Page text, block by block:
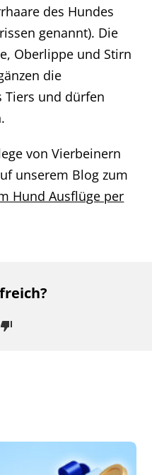
des Hundes
genannt). Die
Oberlippe und Stirn
die
Tiers und dürfen
von Vierbeinern
unserem Blog zum
Hund Ausflüge per